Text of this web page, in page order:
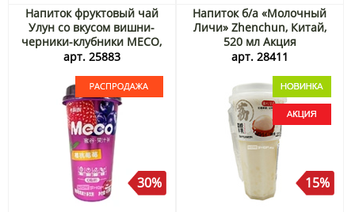
Напиток фруктовый чай
Улун со вкусом вишни-
черники-клубники MECO,
Китай, 400 мл. Срок до
арт. 25883
30%
Напиток б/а «Молочный
Личи» Zhenchun, Китай,
520 мл Акция
арт. 28411
15%